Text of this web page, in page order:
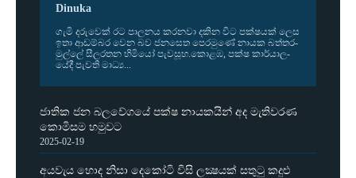
Dinuka
ගැමි දරු­වෙක් රට පාල­නය කර­නවා දකින විට පක්ෂ­යක් ලෙස
ඉතා ආඩ­ම්බර වෙන බව ජන­සෙත පෙර­මුණේ නායක බත්ත­ර­
මුල්ලේ සීල­ර­තන හිමියෝ පැව­සූහ.කොළඹ, පක්ෂ කාර්යා­ල­
යේදී පැවති මාධ්‍ය...
ජාතික ජන බලවේගයේ පක්ෂ නායකයින් අද මැතිවරණ
කොමිසම හමුවට
2025-02-19
අයවැය හොද නිසා දෙකෝටි විසි ලක්‍ෂයක් සතුටු කදුළු